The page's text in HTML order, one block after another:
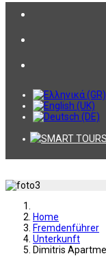
Home
Fremdenführer
Unterkunft
Dimitris